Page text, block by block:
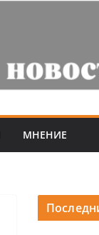
МНЕНИЕ